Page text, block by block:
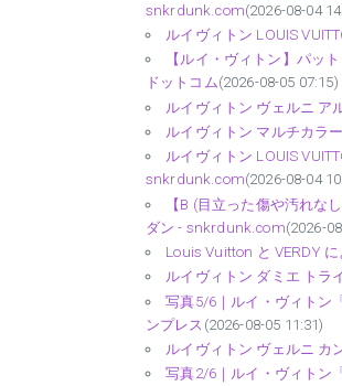
snkrdunk.com(2026-08-04
ルイヴィトン LOUIS
【ルイ・ヴィトン】パッ
ドットコム(2026-08-05 07:15)
ルイヴィトン ヴェルニ
ルイヴィトン マルチカラ
ルイヴィトン LOUIS
snkrdunk.com(2026-08-04
【B (目立った傷や汚れな
ダン - snkrdunk.com(2026-
Louis Vuitton と VERDY
ルイヴィトン ダミエ トラ
写真5/6｜ルイ・ヴィトン
ンプレス (2026-08-05 11:31)
ルイヴィトン ヴェルニ カ
写真2/6｜ルイ・ヴィトン